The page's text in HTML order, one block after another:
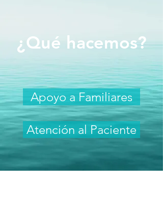
¿Qué hacemos?
Apoyo a Familiares
Atención al Paciente